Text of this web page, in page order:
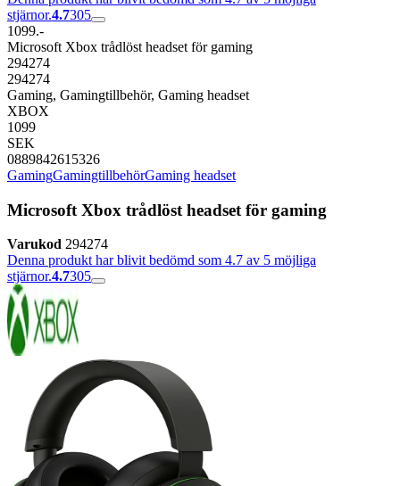
stjärnor.4.7305
1099.-
Microsoft Xbox trådlöst headset för gaming
294274
294274
Gaming, Gamingtillbehör, Gaming headset
XBOX
1099
SEK
0889842615326
GamingGamingtillbehörGaming headset
Microsoft Xbox trådlöst headset för gaming
Varukod 294274
Denna produkt har blivit bedömd som 4.7 av 5 möjliga
stjärnor.4.7305